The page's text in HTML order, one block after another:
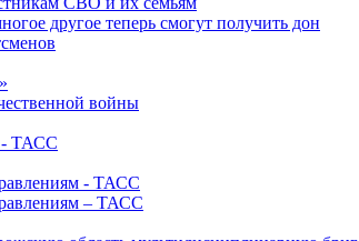
другое теперь смогут получить дон
войны
- ТАСС
- ТАСС
– ТАСС